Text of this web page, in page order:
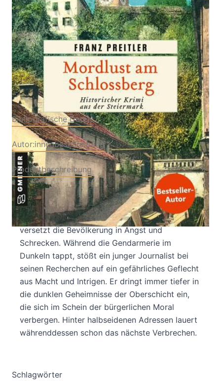
VonFranz Preitler
Verlag: Gmeiner-Verlag 13.05.2026
Buch 336 Seiten
Softcover
ISBN: 978-3-
83928079-9
Bibliografische Daten
Autor:innenbeschreibung
Produktbeschreibung
Um 1900 wird in Graz der angesehene Intendant
des Varietés kaltblütig am Schlossberg
niedergeschossen. Die schockierende Tat
versetzt die Bevölkerung in Angst und
Schrecken. Während die Gendarmerie im
Dunkeln tappt, stößt ein junger Journalist bei
seinen Recherchen auf ein gefährliches Geflecht
aus Macht und Intrigen. Er dringt immer tiefer in
die dunklen Geheimnisse der Oberschicht ein,
die sich im Schein der bürgerlichen Moral
verbergen. Hinter halbseidenen Adressen lauert
währenddessen schon das nächste Verbrechen.
Schlagwörter